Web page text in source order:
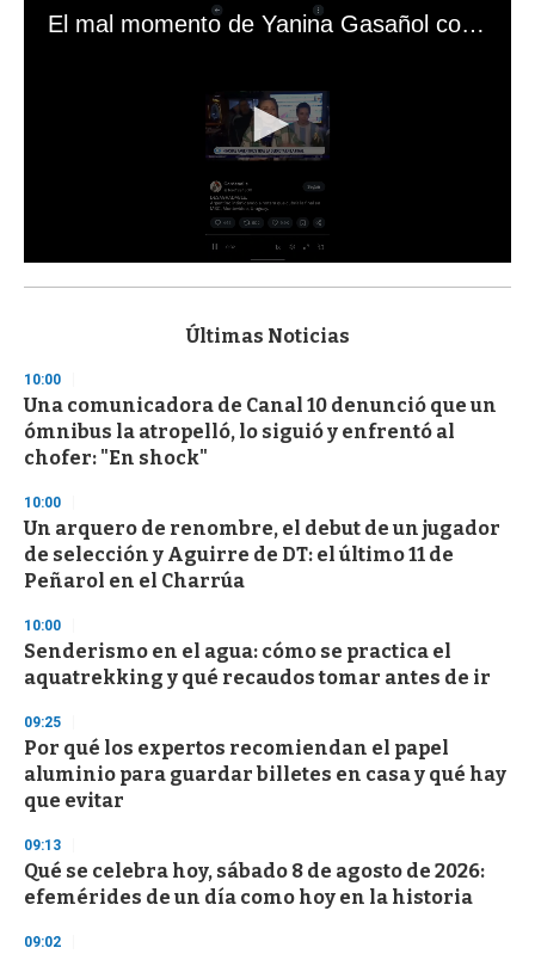
El mal momento de Yanina Gasañol con un hincha argentino en "Subrayado"
s
d
s
o
f
3
s
e
c
o
n
Últimas Noticias
10:00
Una comunicadora de Canal 10 denunció que un
ómnibus la atropelló, lo siguió y enfrentó al
chofer: "En shock"
10:00
Un arquero de renombre, el debut de un jugador
de selección y Aguirre de DT: el último 11 de
Peñarol en el Charrúa
10:00
Senderismo en el agua: cómo se practica el
aquatrekking y qué recaudos tomar antes de ir
09:25
Por qué los expertos recomiendan el papel
aluminio para guardar billetes en casa y qué hay
que evitar
09:13
Qué se celebra hoy, sábado 8 de agosto de 2026:
efemérides de un día como hoy en la historia
09:02